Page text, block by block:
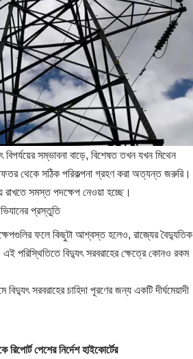
বিপর্যয়ের সম্ভাবনা বাড়ে, বিশেষত তখন যখন মিথেন
থেকে সঠিক পরিকল্পনা গ্রহণ করা অত্যন্ত জরুরি।
রাখতে সমস্ত পদক্ষেপ নেওয়া হচ্ছে।
প্রস্তুতি
ফলে কিছুটা আশ্বস্ত হলেও, রাজ্যের বৈদ্যুতিক
এই পরিস্থিতিতে বিদ্যুৎ সরবরাহের ক্ষেত্রে কোনও রকম
সরবরাহের চাহিদা পূরণের জন্য একটি দীর্ঘমেয়াদী
পেশের নির্দেশ হাইকোর্টের